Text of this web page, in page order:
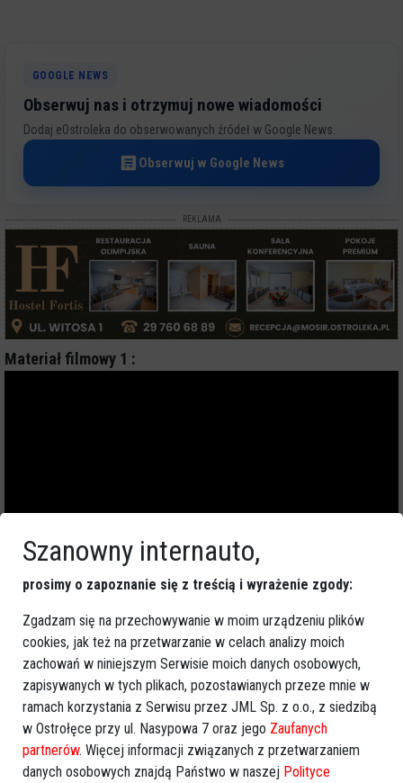
GOOGLE NEWS
Obserwuj nas i otrzymuj nowe wiadomości
Dodaj eOstroleka do obserwowanych źródeł w Google News.
Obserwuj w Google News
REKLAMA
Materiał filmowy 1 :
Więcej o:Ostrołęka,Kurpiki 2021
Szanowny internauto,
prosimy o zapoznanie się z treścią i wyrażenie zgody:
Zgadzam się na przechowywanie w moim urządzeniu plików
cookies, jak też na przetwarzanie w celach analizy moich
zachowań w niniejszym Serwisie moich danych osobowych,
zapisywanych w tych plikach, pozostawianych przeze mnie w
ramach korzystania z Serwisu przez JML Sp. z o.o., z siedzibą
w Ostrołęce przy ul. Nasypowa 7 oraz jego Zaufanych
partnerów. Więcej informacji związanych z przetwarzaniem
danych osobowych znajdą Państwo w naszej Polityce